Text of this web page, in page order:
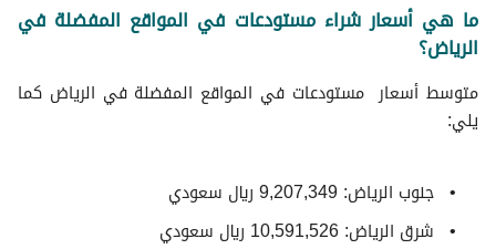
ما هي أسعار شراء مستودعات في المواقع المفضلة في
الرياض؟
متوسط ​​أسعار مستودعات في المواقع المفضلة في الرياض كما
يلي:
جنوب الرياض: 9,207,349 ريال سعودي
شرق الرياض: 10,591,526 ريال سعودي